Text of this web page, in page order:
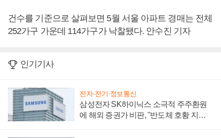
건수를 기준으로 살펴보면 5월 서울 아파트 경매는 전체
252가구 가운데 114가구가 낙찰됐다. 안수진 기자
인기기사
전자·전기·정보통신
삼성전자 SK하이닉스 소극적 주주환원
에 해외 증권가 비판, "반도체 호황 지속